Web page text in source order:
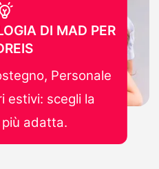
DI MAD PER
Personale
estivi: scegli la
adatta.